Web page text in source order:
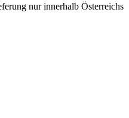
nur innerhalb Österreichs